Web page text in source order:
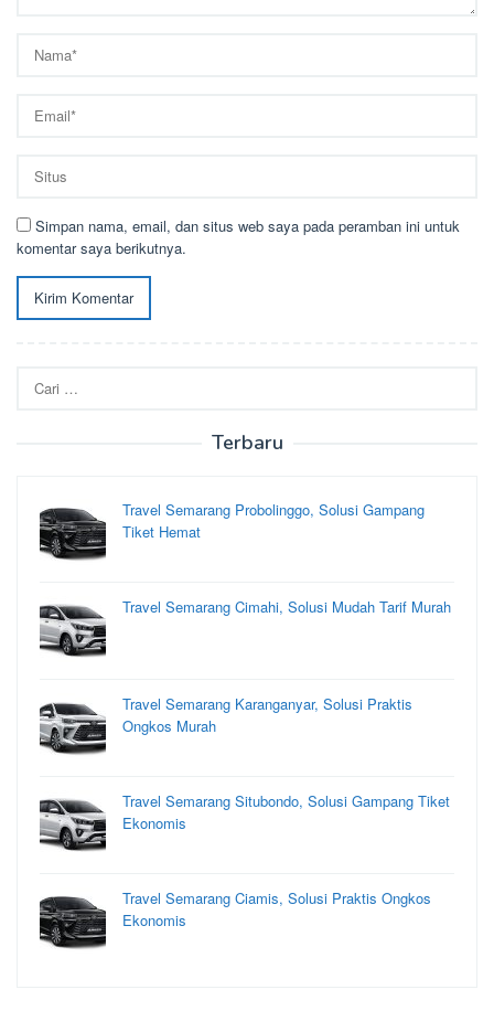
Simpan nama, email, dan situs web saya pada peramban ini untuk
komentar saya berikutnya.
untuk:
Terbaru
Travel Semarang Probolinggo, Solusi Gampang
Tiket Hemat
Travel Semarang Cimahi, Solusi Mudah Tarif Murah
Travel Semarang Karanganyar, Solusi Praktis
Ongkos Murah
Travel Semarang Situbondo, Solusi Gampang Tiket
Ekonomis
Travel Semarang Ciamis, Solusi Praktis Ongkos
Ekonomis